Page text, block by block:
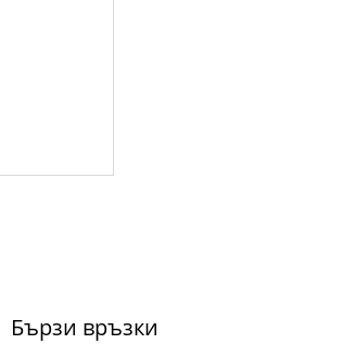
Бързи връзки